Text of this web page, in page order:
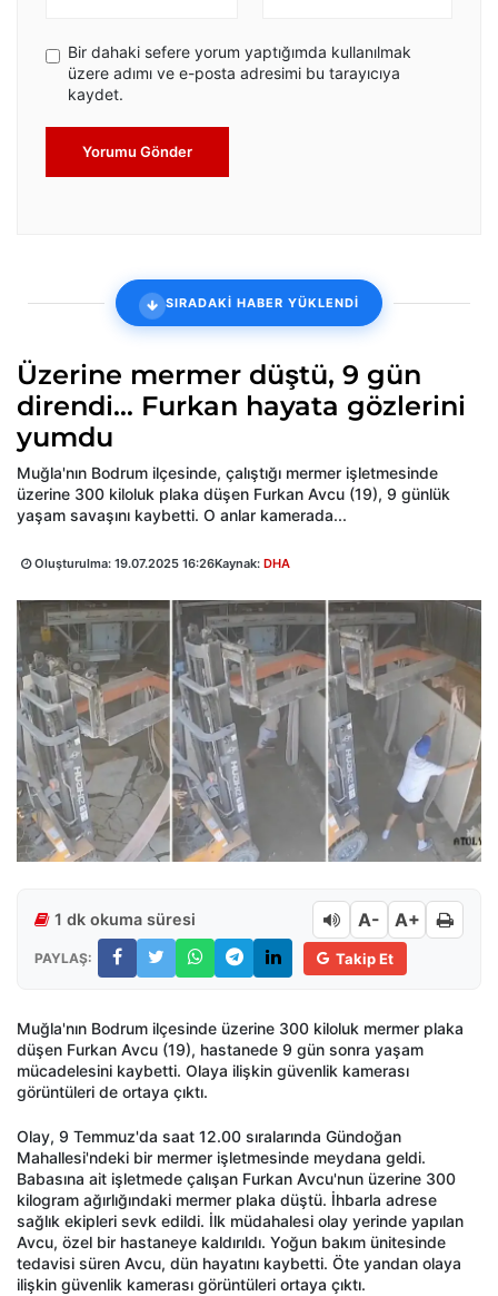
Bir dahaki sefere yorum yaptığımda kullanılmak
üzere adımı ve e-posta adresimi bu tarayıcıya
kaydet.
Yorumu Gönder
SIRADAKİ HABER YÜKLENDİ
Üzerine mermer düştü, 9 gün
direndi… Furkan hayata gözlerini
yumdu
Muğla'nın Bodrum ilçesinde, çalıştığı mermer işletmesinde
üzerine 300 kiloluk plaka düşen Furkan Avcu (19), 9 günlük
yaşam savaşını kaybetti. O anlar kamerada...
Oluşturulma: 19.07.2025 16:26Kaynak: DHA
1 dk okuma süresi A- A+
PAYLAŞ: Takip Et
Muğla'nın Bodrum ilçesinde üzerine 300 kiloluk mermer plaka
düşen Furkan Avcu (19), hastanede 9 gün sonra yaşam
mücadelesini kaybetti. Olaya ilişkin güvenlik kamerası
görüntüleri de ortaya çıktı.
Olay, 9 Temmuz'da saat 12.00 sıralarında Gündoğan
Mahallesi'ndeki bir mermer işletmesinde meydana geldi.
Babasına ait işletmede çalışan Furkan Avcu'nun üzerine 300
kilogram ağırlığındaki mermer plaka düştü. İhbarla adrese
sağlık ekipleri sevk edildi. İlk müdahalesi olay yerinde yapılan
Avcu, özel bir hastaneye kaldırıldı. Yoğun bakım ünitesinde
tedavisi süren Avcu, dün hayatını kaybetti. Öte yandan olaya
ilişkin güvenlik kamerası görüntüleri ortaya çıktı.